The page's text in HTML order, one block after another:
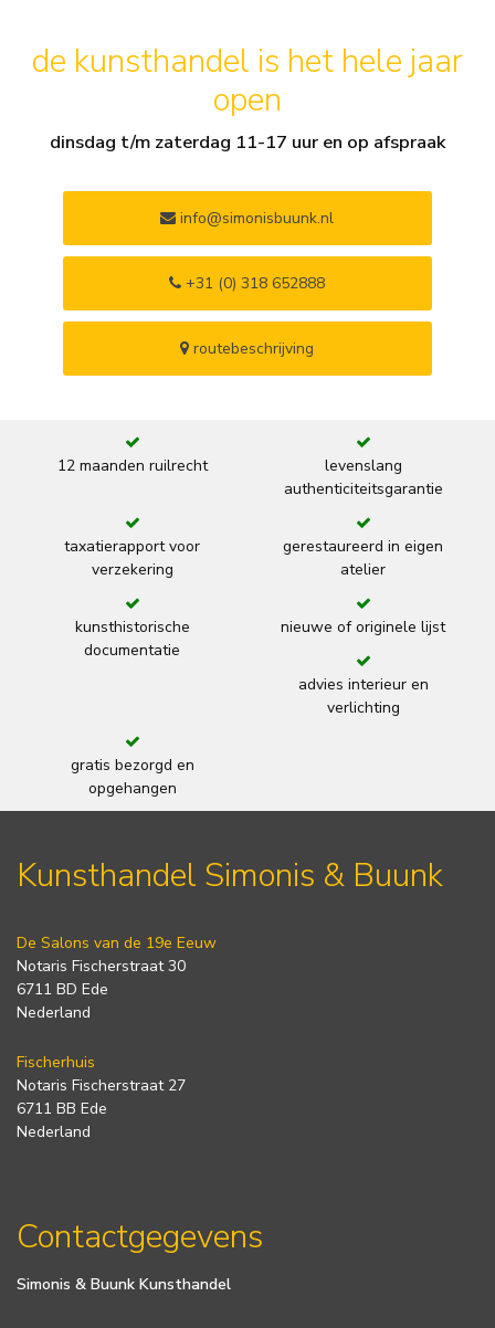
de kunsthandel is het hele jaar
open
dinsdag t/m zaterdag 11-17 uur en op afspraak
info@simonisbuunk.nl
+31 (0) 318 652888
routebeschrijving
12 maanden ruilrecht
levenslang
authenticiteitsgarantie
taxatierapport voor
verzekering
gerestaureerd in eigen
atelier
kunsthistorische
documentatie
nieuwe of originele lijst
advies interieur en
verlichting
gratis bezorgd en
opgehangen
Kunsthandel Simonis & Buunk
De Salons van de 19e Eeuw
Notaris Fischerstraat 30
6711 BD Ede
Nederland
Fischerhuis
Notaris Fischerstraat 27
6711 BB Ede
Nederland
Contactgegevens
Simonis & Buunk Kunsthandel